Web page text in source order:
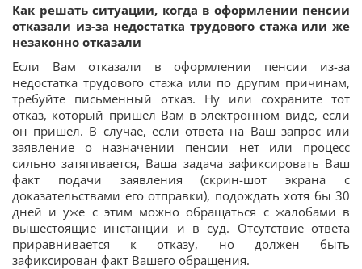
Как решать ситуации, когда в оформлении пенсии
отказали из-за недостатка трудового стажа или же
незаконно отказали
Если Вам отказали в оформлении пенсии из-за
недостатка трудового стажа или по другим причинам,
требуйте письменный отказ. Ну или сохраните тот
отказ, который пришел Вам в электронном виде, если
он пришел. В случае, если ответа на Ваш запрос или
заявление о назначении пенсии нет или процесс
сильно затягивается, Ваша задача зафиксировать Ваш
факт подачи заявления (скрин-шот экрана с
доказательствами его отправки), подождать хотя бы 30
дней и уже с этим можно обращаться с жалобами в
вышестоящие инстанции и в суд. Отсутствие ответа
приравнивается к отказу, но должен быть
зафиксирован факт Вашего обращения.